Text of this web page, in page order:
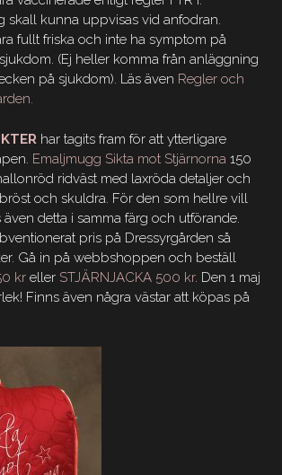
skall kunna uppvisas vid anfodran.
fullt friska och inte ha symptom på
(Ej heller komma från anläggning
på sjukdom). Läs även Regler och
har tagits fram för att ytterligare
Emaljmugg Sikta mot Stjärnorna 150
ridväst med laxröda detaljer och
och skuldra. För den som hellre vill
detta i samma färg och utförande.
pris på Dressyrgården så
Gå in på webbshoppen och beställ
kr eller STJÄRNJACKA 500 kr. Den 1 maj
Finns även några västar att köpas på